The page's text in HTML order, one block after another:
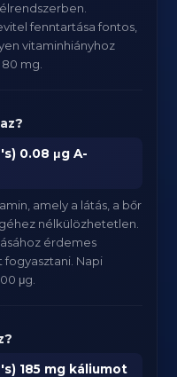
fenntartása fontos,
vitaminhiányhoz
mg.
0.08 μg A-
amely a látás, a bőr
nélkülözhetetlen.
érdemes
fogyasztani. Napi
μg.
185 mg káliumot